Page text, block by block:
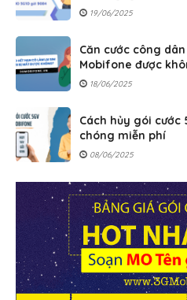
19/06/2025
Căn cước công
Mobifone được
18/06/2025
Cách hủy gói cước
chóng miễn phí
08/06/2025